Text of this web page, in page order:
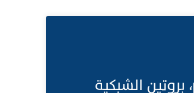
جين مثبط للورم البشري يقوم بترميز بروتين phospho571 RAR RB، بروتين الشبكية